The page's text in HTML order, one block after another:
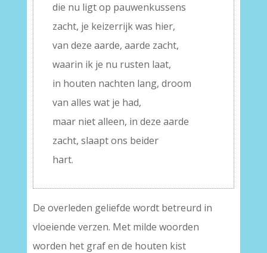
die nu ligt op pauwenkussens
zacht, je keizerrijk was hier,
van deze aarde, aarde zacht,
waarin ik je nu rusten laat,
in houten nachten lang, droom
van alles wat je had,
maar niet alleen, in deze aarde
zacht, slaapt ons beider
hart.
De overleden geliefde wordt betreurd in
vloeiende verzen. Met milde woorden
worden het graf en de houten kist